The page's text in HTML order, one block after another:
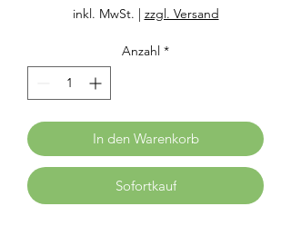
inkl. MwSt. | zzgl. Versand
Anzahl *
In den Warenkorb
Sofortkauf